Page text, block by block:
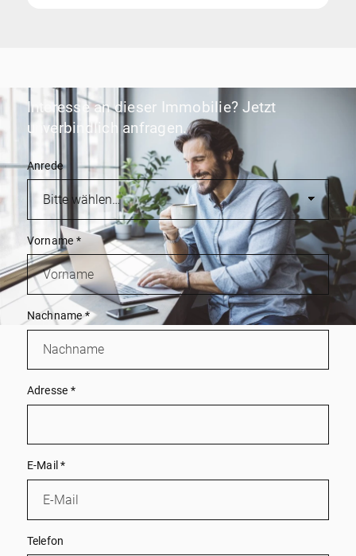
Interesse an dieser Immobilie? Jetzt
unverbindlich anfragen.
Anrede
Vorname *
Nachname*
Adresse *
E-Mail*
Telefon